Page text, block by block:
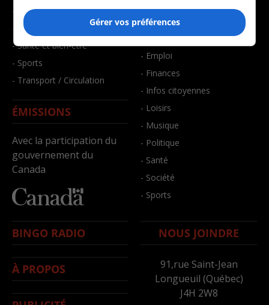
- Environnement
- Faits divers
- Santé et bien-être
- Sports
- Transport / Circulation
ÉMISSIONS
Avec la participation du
gouvernement du
Canada
- Art de vivre
- Bien-être
- Emploi
- Finances
- Infos citoyennes
- Loisirs
- Musique
- Politique
- Santé
- Société
- Sports
BINGO RADIO
À PROPOS
NOUS JOINDRE
91,rue Saint-Jean
Longueuil (Québec)
J4H 2W8
Gérer vos préférences